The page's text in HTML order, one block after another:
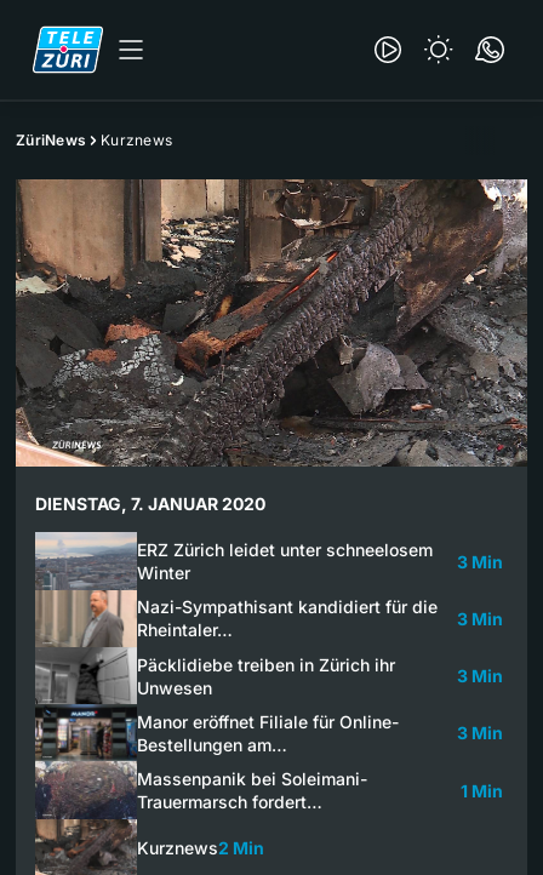
ZüriNews Kurznews
DIENSTAG, 7. JANUAR 2020
ERZ Zürich leidet unter schneelosem
Winter
3 Min
Nazi-Sympathisant kandidiert für die
Rheintaler…
3 Min
Päcklidiebe treiben in Zürich ihr
Unwesen
3 Min
Manor eröffnet Filiale für Online-
Bestellungen am…
3 Min
Massenpanik bei Soleimani-
Trauermarsch fordert…
1 Min
Kurznews2 Min